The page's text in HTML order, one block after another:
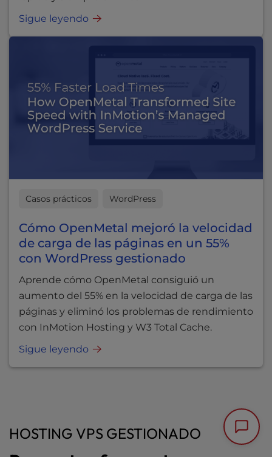
Sigue leyendo
Casos prácticos WordPress
Cómo OpenMetal mejoró la velocidad
de carga de las páginas en un 55%
con WordPress gestionado
Aprende cómo OpenMetal consiguió un
aumento del 55% en la velocidad de carga de las
páginas y eliminó los problemas de rendimiento
con InMotion Hosting y W3 Total Cache.
Sigue leyendo
HOSTING VPS GESTIONADO